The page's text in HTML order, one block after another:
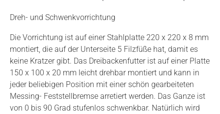
Dreh- und Schwenkvorrichtung
Die Vorrichtung ist auf einer Stahlplatte 220 x 220 x 8 mm
montiert, die auf der Unterseite 5 Filzfüße hat, damit es
keine Kratzer gibt. Das Dreibackenfutter ist auf einer Platte
150 x 100 x 20 mm leicht drehbar montiert und kann in
jeder beliebigen Position mit einer schön gearbeiteten
Messing- Feststellbremse arretiert werden. Das Ganze ist
von 0 bis 90 Grad stufenlos schwenkbar. Natürlich wird